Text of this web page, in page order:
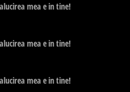
mea e in tine!
mea e in tine!
mea e in tine!